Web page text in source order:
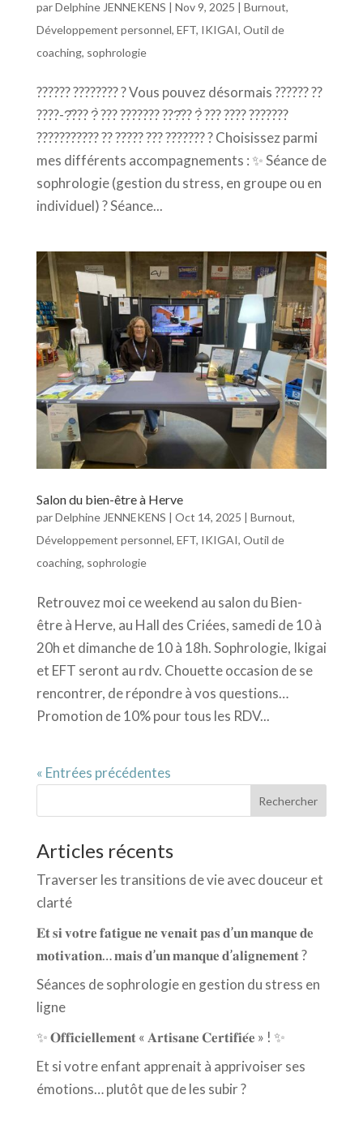
parDelphine JENNEKENS | Nov 9, 2025 | Burnout,
Développement personnel, EFT, IKIGAI, Outil de
coaching, sophrologie
?????? ???????? ? Vous pouvez désormais ?????? ??
????-?̂??? ?̀ ??? ??????? ???̂?? ?̀ ??? ???? ???????
??????????? ?? ????? ??? ??????? ? Choisissez parmi
mes différents accompagnements : ✨ Séance de
sophrologie (gestion du stress, en groupe ou en
individuel) ? Séance...
Salon du bien-être à Herve
parDelphine JENNEKENS | Oct 14, 2025 | Burnout,
Développement personnel, EFT, IKIGAI, Outil de
coaching, sophrologie
Retrouvez moi ce weekend au salon du Bien-
être à Herve, au Hall des Criées, samedi de 10 à
20h et dimanche de 10 à 18h. Sophrologie, Ikigai
et EFT seront au rdv. Chouette occasion de se
rencontrer, de répondre à vos questions…
Promotion de 10% pour tous les RDV...
« Entrées précédentes
Rechercher
Articles récents
Traverser les transitions de vie avec douceur et
clarté
𝐄𝐭 𝐬𝐢 𝐯𝐨𝐭𝐫𝐞 𝐟𝐚𝐭𝐢𝐠𝐮𝐞 𝐧𝐞 𝐯𝐞𝐧𝐚𝐢𝐭 𝐩𝐚𝐬 𝐝’𝐮𝐧 𝐦𝐚𝐧𝐪𝐮𝐞 𝐝𝐞
𝐦𝐨𝐭𝐢𝐯𝐚𝐭𝐢𝐨𝐧… 𝐦𝐚𝐢𝐬 𝐝’𝐮𝐧 𝐦𝐚𝐧𝐪𝐮𝐞 𝐝’𝐚𝐥𝐢𝐠𝐧𝐞𝐦𝐞𝐧𝐭 ?
Séances de sophrologie en gestion du stress en
ligne
✨ 𝐎𝐟𝐟𝐢𝐜𝐢𝐞𝐥𝐥𝐞𝐦𝐞𝐧𝐭 « 𝐀𝐫𝐭𝐢𝐬𝐚𝐧𝐞 𝐂𝐞𝐫𝐭𝐢𝐟𝐢𝐞́𝐞 » ! ✨
Et si votre enfant apprenait à apprivoiser ses
émotions… plutôt que de les subir ?